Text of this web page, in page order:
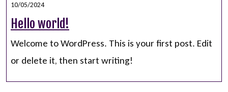
10/05/2024
Hello world!
Welcome to WordPress. This is your first post. Edit
or delete it, then start writing!